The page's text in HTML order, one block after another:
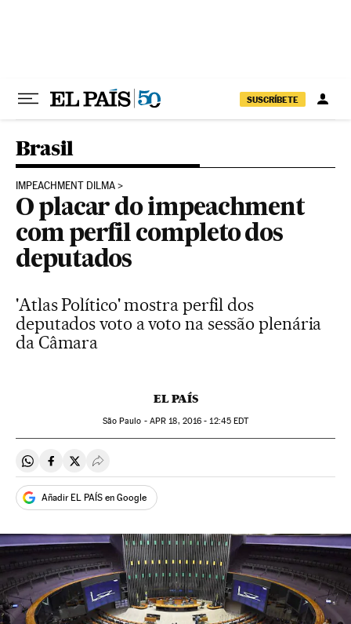
SUSCRÍBETE
Brasil
IMPEACHMENT DILMA
O placar do impeachment
com perfil completo dos
deputados
'Atlas Político' mostra perfil dos
deputados voto a voto na sessão plenária
da Câmara
EL PAÍS
São Paulo - APR 18, 2016 - 12:45EDT
Compartir en Whatsapp
Compartir en Facebook
Compartir en Twitter
Desplegar Redes Sociales
Añadir EL PAÍS en Google